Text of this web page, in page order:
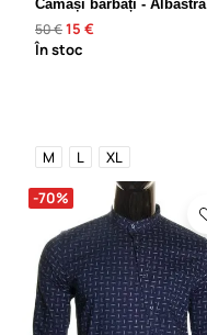
Cămăși bărbați - Albastră
50 €15 €
În stoc
M L XL
-70%